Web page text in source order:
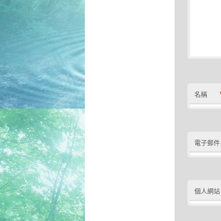
名稱
電子郵件
個人網站